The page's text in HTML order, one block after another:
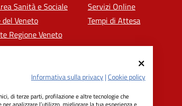
Sanità e Sociale
Veneto
Regione Veneto
Servizi Online
Tempi di Attesa
Informativa sulla privacy|Cookie policy
di terze parti, profilazione e altre tecnologie che